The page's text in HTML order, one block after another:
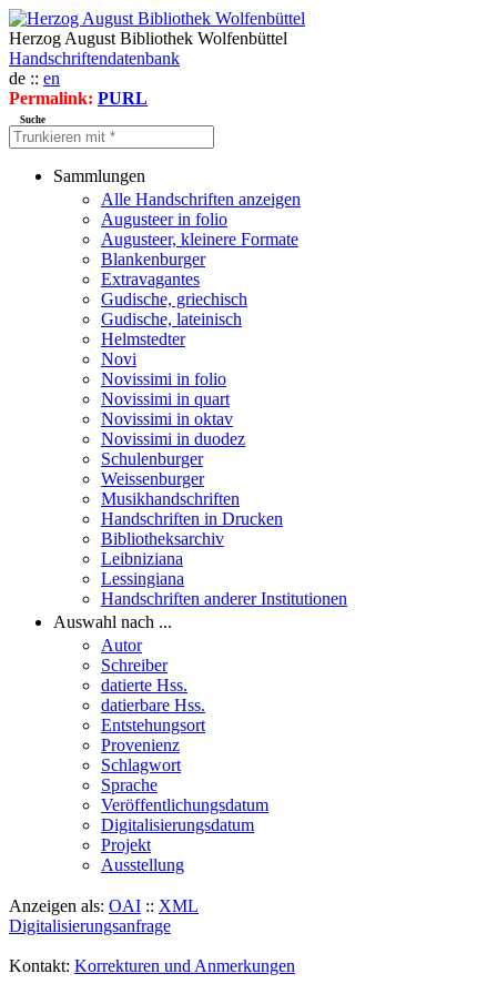
Herzog August Bibliothek Wolfenbüttel
Handschriftendatenbank
de :: en
Permalink: PURL
Suche
Sammlungen
Alle Handschriften anzeigen
Augusteer in folio
Augusteer, kleinere Formate
Blankenburger
Extravagantes
Gudische, griechisch
Gudische, lateinisch
Helmstedter
Novi
Novissimi in folio
Novissimi in quart
Novissimi in oktav
Novissimi in duodez
Schulenburger
Weissenburger
Musikhandschriften
Handschriften in Drucken
Bibliotheksarchiv
Leibniziana
Lessingiana
Handschriften anderer Institutionen
Auswahl nach ...
Autor
Schreiber
datierte Hss.
datierbare Hss.
Entstehungsort
Provenienz
Schlagwort
Sprache
Veröffentlichungsdatum
Digitalisierungsdatum
Projekt
Ausstellung
Anzeigen als: OAI :: XML
Digitalisierungsanfrage
Kontakt: Korrekturen und Anmerkungen